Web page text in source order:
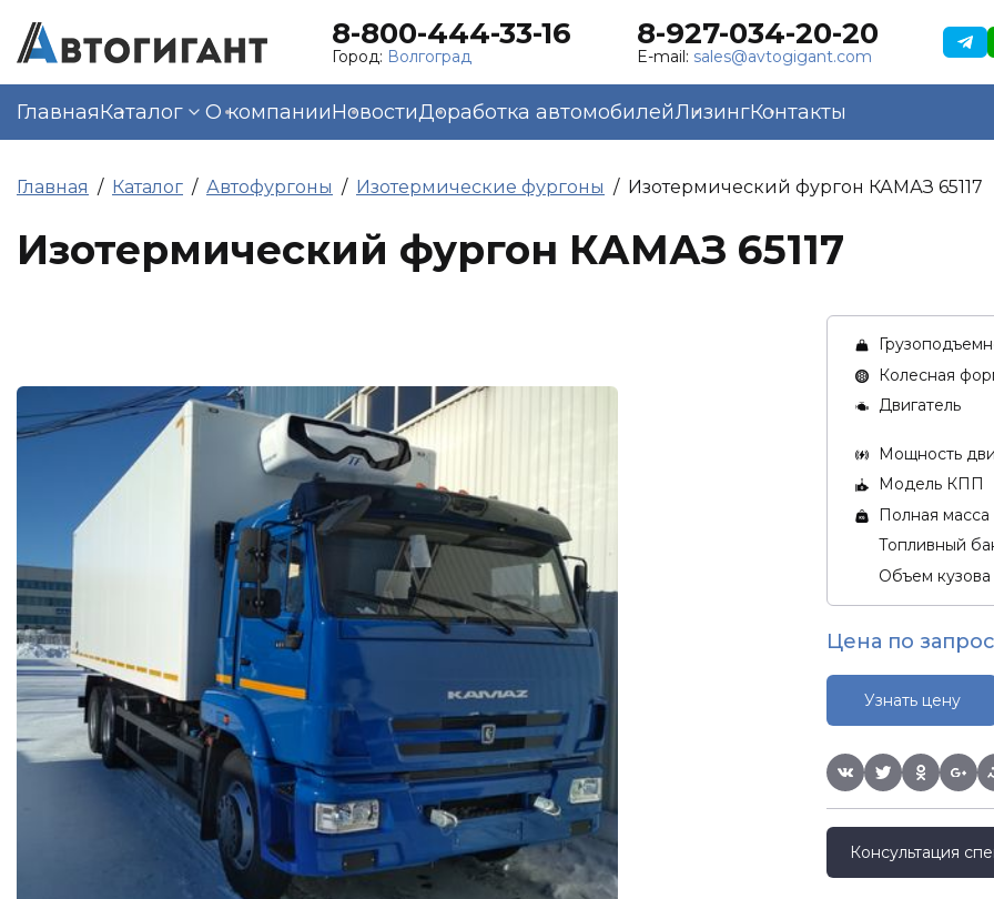
8-800-444-33-16
Город: Волгоград
8-927-034-20-20
E-mail: sales@avtogigant.com
ГлавнаяКаталог О компанииНовостиДоработка автомобилейЛизингКонтакты
Главная Каталог Автофургоны Изотермические фургоны Изотермический фургон КАМАЗ 65117
Изотермический фургон КАМАЗ 65117
Колесная
Двигатель
Мощность
Модель КПП
Полная масса
Топливный
Объем кузова
Цена по
Узнать цену
Консультация